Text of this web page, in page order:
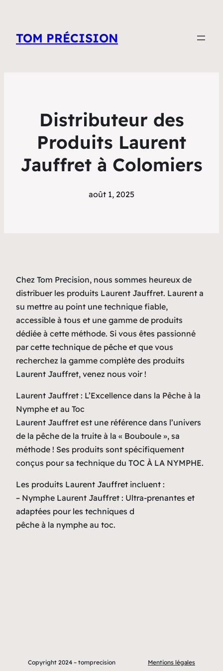
TOM PRÉCISION
Distributeur des
Produits Laurent
Jauffret à Colomiers
août 1, 2025
Chez Tom Precision, nous sommes heureux de
distribuer les produits Laurent Jauffret. Laurent a
su mettre au point une technique fiable,
accessible à tous et une gamme de produits
dédiée à cette méthode. Si vous êtes passionné
par cette technique de pêche et que vous
recherchez la gamme complète des produits
Laurent Jauffret, venez nous voir !
Laurent Jauffret : L’Excellence dans la Pêche à la
Nymphe et au Toc
Laurent Jauffret est une référence dans l’univers
de la pêche de la truite à la « Bouboule », sa
méthode ! Ses produits sont spécifiquement
conçus pour sa technique du TOC À LA NYMPHE.
Les produits Laurent Jauffret incluent :
– Nymphe Laurent Jauffret : Ultra-prenantes et
adaptées pour les techniques d
pêche à la nymphe au toc.
Copyright 2024 – tomprecision Mentions légales